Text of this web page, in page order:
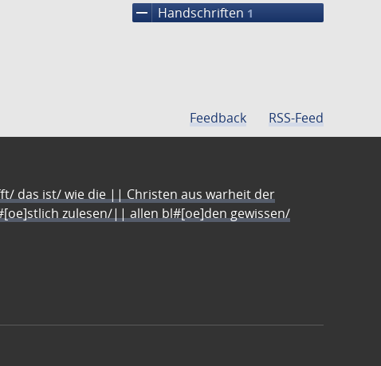
remove Handschriften 1
Feedback RSS-Feed
das ist/ wie die || Christen aus warheit der
zulesen/|| allen bl#[oe]den gewissen/